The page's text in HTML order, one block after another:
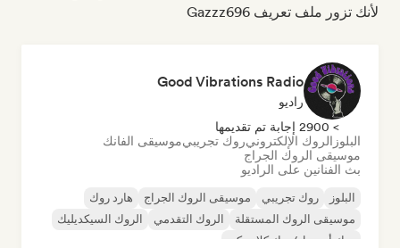
لأنك تزور ملف تعريف Gazzz696
Good Vibrations Radio
راديو
> 2900 إجابة تم تقديمها
البلوز الروك الإلكترونيروك تجريبيموسيقى الفانك
موسيقى الروك الجراج
بث الفنانين على الراديو
البلوز روك تجريبي موسيقى الروك الجراج
هارد روك
موسيقى الروك المستقلة
الروك التقدمي
الروك السيكديليك
روك أند رول/روك كلاسيكي